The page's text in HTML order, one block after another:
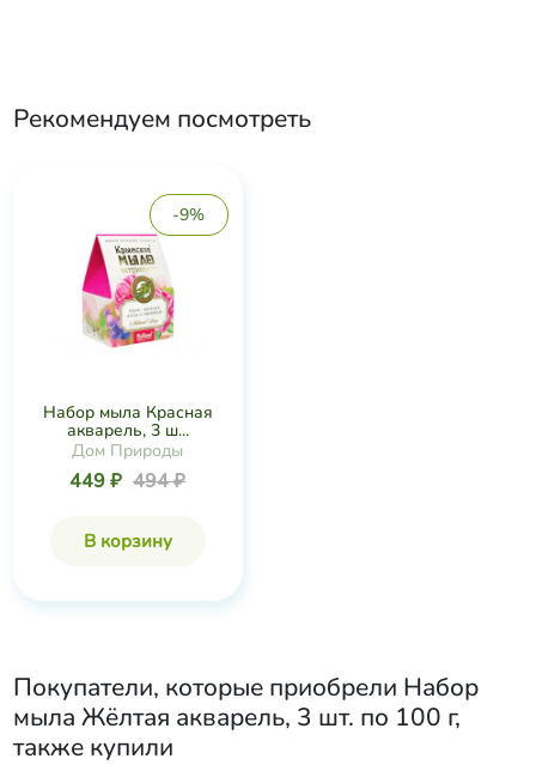
Рекомендуем посмотреть
-9%
Набор мыла Красная
акварель, 3 ш...
Дом Природы
449 ₽ 494 ₽
В корзину
Покупатели, которые приобрели Набор
мыла Жёлтая акварель, 3 шт. по 100 г,
также купили